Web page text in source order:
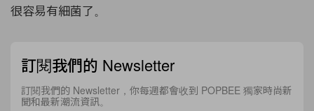
很容易有細菌了。
訂閱我們的 Newsletter
訂閱我們的 Newsletter，你每週都會收到 POPBEE 獨家時尚新
聞和最新潮流資訊。